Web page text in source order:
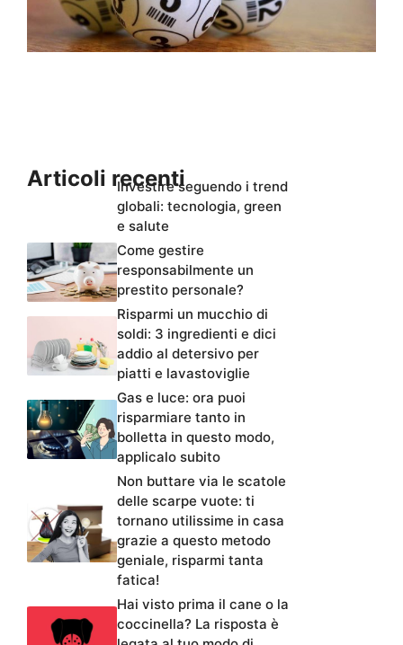
Articoli recentiInvestire seguendo i trend
globali: tecnologia, green
e salute
Come gestire
responsabilmente un
prestito personale?
Risparmi un mucchio di
soldi: 3 ingredienti e dici
addio al detersivo per
piatti e lavastoviglie
Gas e luce: ora puoi
risparmiare tanto in
bolletta in questo modo,
applicalo subito
Non buttare via le scatole
delle scarpe vuote: ti
tornano utilissime in casa
grazie a questo metodo
geniale, risparmi tanta
fatica!
Hai visto prima il cane o la
coccinella? La risposta è